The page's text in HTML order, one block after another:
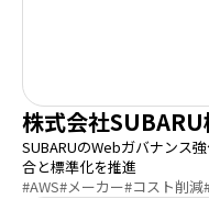
株式会社SUBARU
SUBARUのWebガバナンス
合と標準化を推進
#AWS#メーカー#コスト削減